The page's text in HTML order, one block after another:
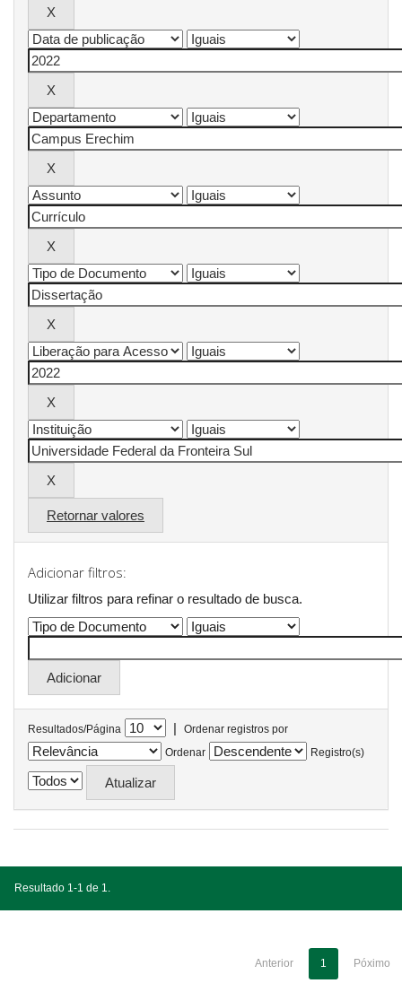
Retornar valores
Adicionar filtros:
Utilizar filtros para refinar o resultado de busca.
Resultados/Página |
Ordenar registros por
Ordenar
Registro(s)
Resultado 1-1 de 1.
Anterior 1 Póximo